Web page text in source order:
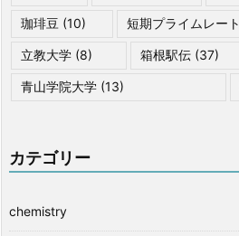
珈琲豆 (10) 短期プライムレート
立教大学 (8) 箱根駅伝 (37)
青山学院大学 (13)
カテゴリー
chemistry